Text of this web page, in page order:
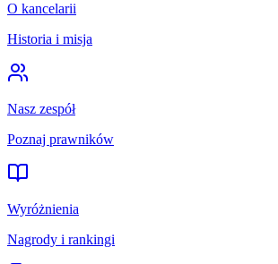
O kancelarii
Historia i misja
Nasz zespół
Poznaj prawników
Wyróżnienia
Nagrody i rankingi